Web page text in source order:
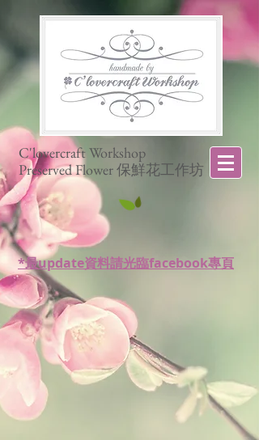
C'lovercraft Workshop
Preserved Flower 保鮮花工作坊
*最update資料請光臨facebook專頁